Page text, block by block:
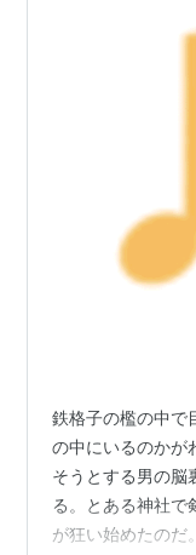
鉄格子の檻の中で
の中にいるのかが
そうとする男の脳
る。とある神社で
が狂い始めたのだ